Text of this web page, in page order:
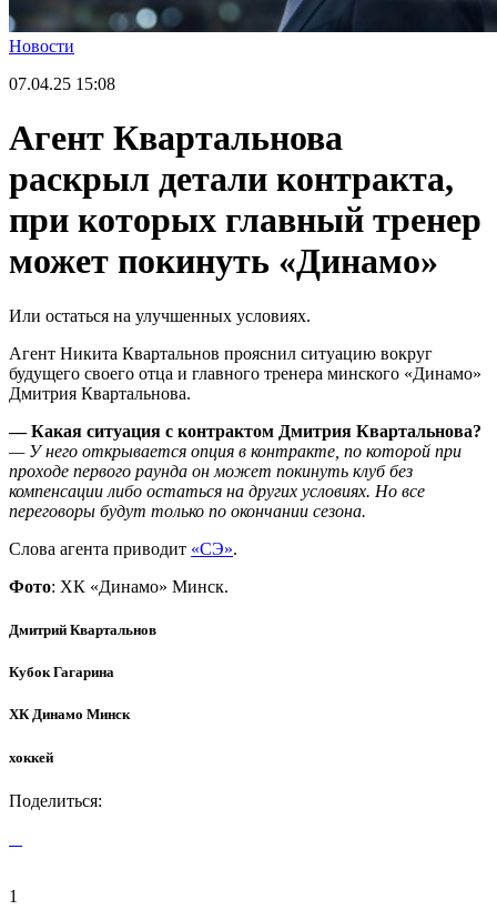
Новости
07.04.25 15:08
Агент Квартальнова
раскрыл детали контракта,
при которых главный тренер
может покинуть «Динамо»
Или остаться на улучшенных условиях.
Агент Никита Квартальнов прояснил ситуацию вокруг
будущего своего отца и главного тренера минского «Динамо»
Дмитрия Квартальнова.
— Какая ситуация с контрактом Дмитрия Квартальнова?
— У него открывается опция в контракте, по которой при
проходе первого раунда он может покинуть клуб без
компенсации либо остаться на других условиях. Но все
переговоры будут только по окончании сезона.
Слова агента приводит «СЭ».
Фото: ХК «Динамо» Минск.
Дмитрий Квартальнов
Кубок Гагарина
ХК Динамо Минск
хоккей
Поделиться:
1